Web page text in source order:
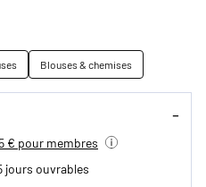
Blouses & chemises
€ pour membres
jours ouvrables